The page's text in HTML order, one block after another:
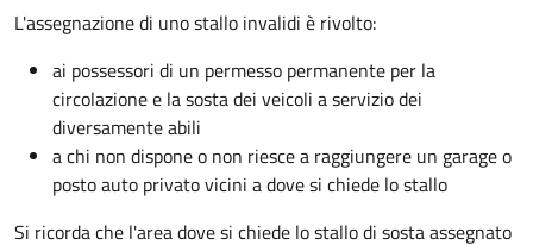
L'assegnazione di uno stallo invalidi è rivolto:
ai possessori di un permesso permanente per la
circolazione e la sosta dei veicoli a servizio dei
diversamente abili
a chi non dispone o non riesce a raggiungere un garage o
posto auto privato vicini a dove si chiede lo stallo
Si ricorda che l'area dove si chiede lo stallo di sosta assegnato